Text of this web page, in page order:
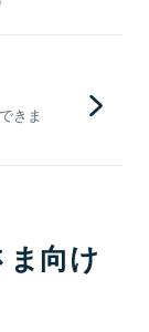
きま
向け